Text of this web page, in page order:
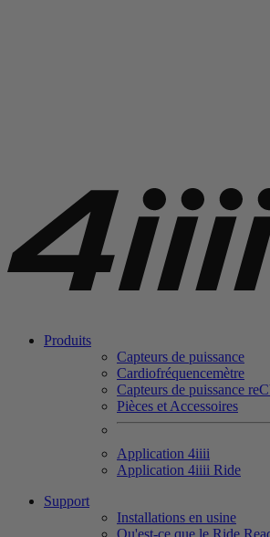
Produits
Capteurs de puissance
Cardiofréquencemètre
Capteurs de puissance re
Pièces et Accessoires
Application 4iiii
Application 4iiii Ride
Support
Installations en usine
Qu'est-ce que le Ride